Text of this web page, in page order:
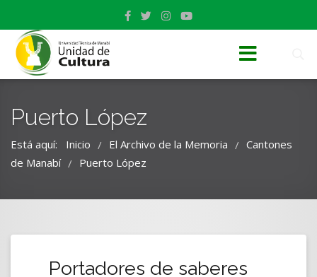
Puerto López
Está aquí: Inicio / El Archivo de la Memoria / Cantones
de Manabí / Puerto López
Portadores de saberes